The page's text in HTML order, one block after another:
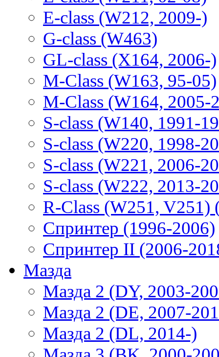
E-class (W212, 2009-)
G-class (W463)
GL-class (X164, 2006-)
M-Class (W163, 95-05)
M-Class (W164, 2005-
S-class (W140, 1991-
S-class (W220, 1998-
S-class (W221, 2006-
S-class (W222, 2013-
R-Class (W251, V251)
Спринтер (1996-2006)
Спринтер II (2006-
Мазда
Мазда 2 (DY, 2003-
Мазда 2 (DE, 2007-
Мазда 2 (DL, 2014-)